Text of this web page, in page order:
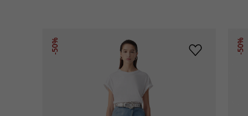
-50% -50%